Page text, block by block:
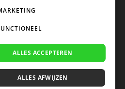
Udeninfo(@)koffie-
5578KvK 67529623 Btw:
ALLES ACCEPTEREN
ALLES AFWIJZEN